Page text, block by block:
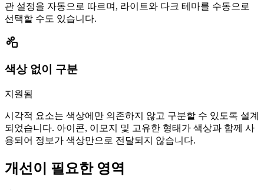
관 설정을 자동으로 따르며, 라이트와 다크 테마를 수동으로
선택할 수도 있습니다.
색상 없이 구분
지원됨
시각적 요소는 색상에만 의존하지 않고 구분할 수 있도록 설계
되었습니다. 아이콘, 이모지 및 고유한 형태가 색상과 함께 사
용되어 정보가 색상만으로 전달되지 않습니다.
개선이 필요한 영역